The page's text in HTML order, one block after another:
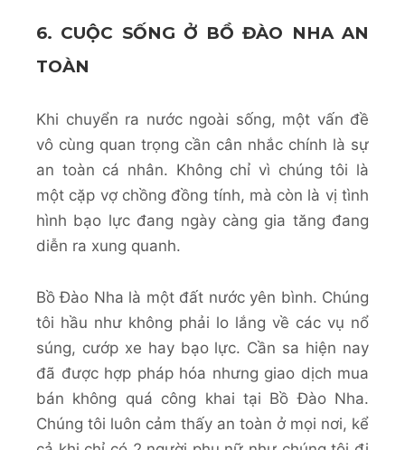
6. CUỘC SỐNG Ở BỒ ĐÀO NHA AN
TOÀN
Khi chuyển ra nước ngoài sống, một vấn đề
vô cùng quan trọng cần cân nhắc chính là sự
an toàn cá nhân. Không chỉ vì chúng tôi là
một cặp vợ chồng đồng tính, mà còn là vị tình
hình bạo lực đang ngày càng gia tăng đang
diễn ra xung quanh.
Bồ Đào Nha là một đất nước yên bình. Chúng
tôi hầu như không phải lo lắng về các vụ nổ
súng, cướp xe hay bạo lực. Cần sa hiện nay
đã được hợp pháp hóa nhưng giao dịch mua
bán không quá công khai tại Bồ Đào Nha.
Chúng tôi luôn cảm thấy an toàn ở mọi nơi, kể